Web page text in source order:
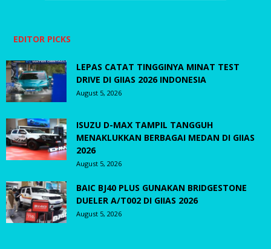
EDITOR PICKS
LEPAS CATAT TINGGINYA MINAT TEST
DRIVE DI GIIAS 2026 INDONESIA
August 5, 2026
ISUZU D-MAX TAMPIL TANGGUH
MENAKLUKKAN BERBAGAI MEDAN DI GIIAS
2026
August 5, 2026
BAIC BJ40 PLUS GUNAKAN BRIDGESTONE
DUELER A/T002 DI GIIAS 2026
August 5, 2026